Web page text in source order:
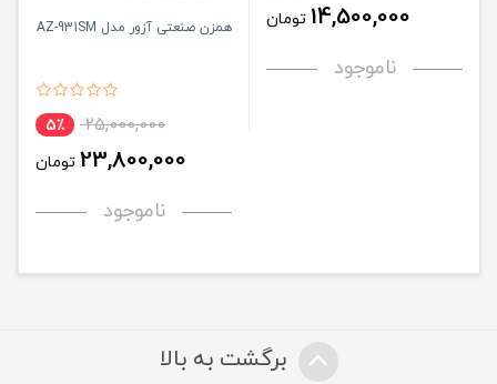
14,500,000 تومان
ناموجود
همزن صنعتی آزور مدل AZ-931SM
25,000,000 5٪
23,800,000 تومان
ناموجود
برگشت به بالا